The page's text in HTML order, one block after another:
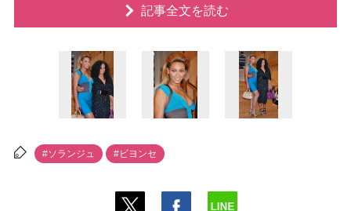
記事全文を読む
#ソランジュ #ビヨンセ